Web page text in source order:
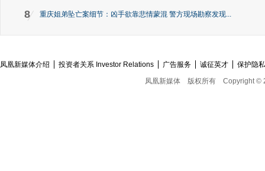
8 重庆姐弟坠亡案细节：凶手欲靠悲情蒙混 警方现场勘察发现...
凤凰新媒体介绍 投资者关系 Investor Relations 广告服务 诚征英才
保护隐
凤凰新媒体
版权所有 Copyright ©